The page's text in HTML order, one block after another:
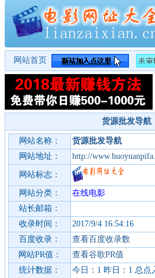
网站首页
货源批发导航
网站名称：
货源批发导航
网站地址：
http://
网站标志：
网站分类：
在线电影
站长邮箱：
收录时间：
2017/9/4 16:54:16
百度收录：
查看百度收录数
网站PR值：
查看谷歌PR值
统计数据：
今日：1 昨日：1 总点